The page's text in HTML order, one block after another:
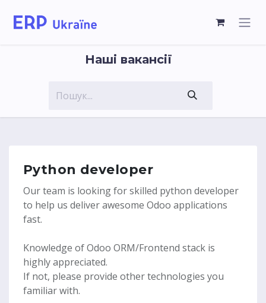
Наші вакансії
Python developer
Our team is looking for skilled python developer
to help us deliver awesome Odoo applications
fast.
Knowledge of Odoo ORM/Frontend stack is
highly appreciated.
If not, please provide other technologies you
familiar with.